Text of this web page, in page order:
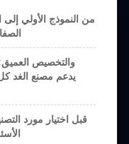
من النموذج الأولي إلى
يدعم مصنع الغد
قبل اختيار مورد